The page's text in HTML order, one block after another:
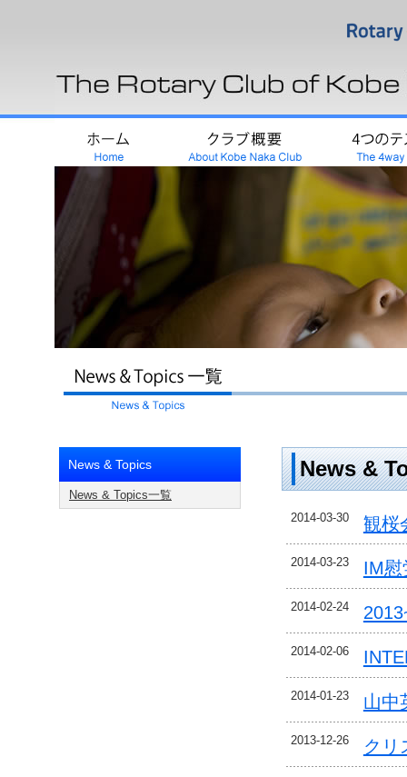
News &
2014-03-30 観桜
2014-03-23 IM慰
2014-02-24
2014-02-06
2014-01-23 山中
2013-12-26 クリ
News & Topics
News & Topics一覧